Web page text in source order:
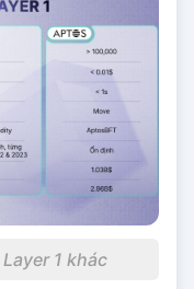
1 khác